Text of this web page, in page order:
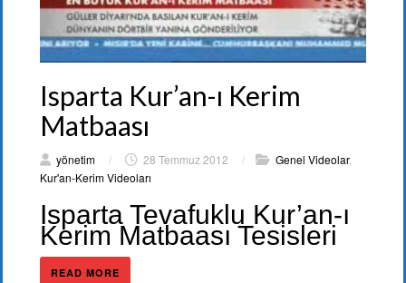
Isparta Kur’an-ı Kerim
Matbaası
yönetim / 28 Temmuz 2012 / Genel Videolar,
Kur'an-Kerim Videoları
Isparta Tevafuklu Kur’an-ı
Kerim Matbaası Tesisleri
READ MORE